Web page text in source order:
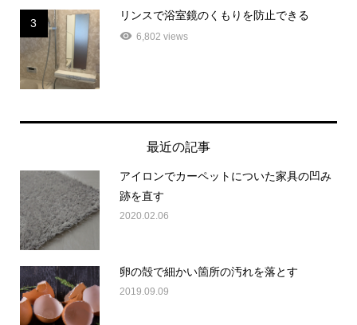
3
リンスで浴室鏡のくもりを防止できる
6,802 views
最近の記事
アイロンでカーペットについた家具の凹み
跡を直す
2020.02.06
卵の殻で細かい箇所の汚れを落とす
2019.09.09